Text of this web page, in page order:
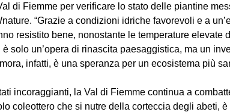
di Fiemme per verificare lo stato delle piantine
“Grazie a condizioni idriche favorevoli e a
resistito bene, nonostante le temperature elevate
solo un’opera di rinascita paesaggistica, ma un
infatti, è una speranza per un ecosistema più
incoraggianti, la Val di Fiemme continua a
coleottero che si nutre della corteccia degli abeti,